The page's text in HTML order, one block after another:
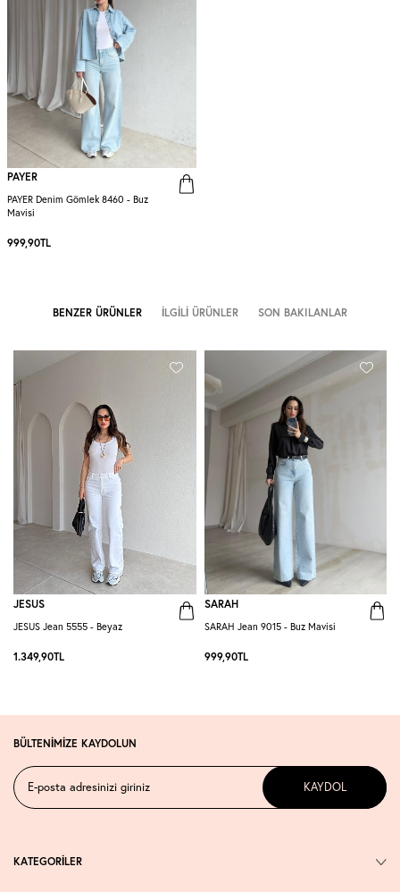
PAYER
PAYER Denim Gömlek 8460 - Buz
Mavisi
999,90TL
BENZER ÜRÜNLER İLGILI ÜRÜNLER SON BAKILANLAR
JESUS
JESUS Jean 5555 - Beyaz
1.349,90TL
SARAH
SARAH Jean 9015 - Buz Mavisi
999,90TL
BÜLTENİMİZE KAYDOLUN
KAYDOL
KATEGORİLER